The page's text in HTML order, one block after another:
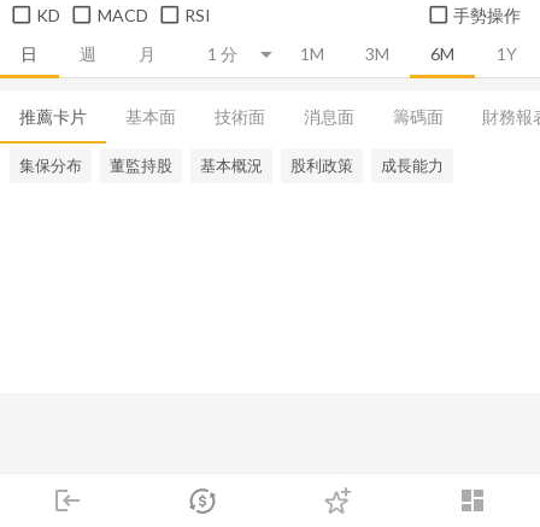
login dashboard
市場 登入
日 週 月 1M 3M 6M 1Y
KD MACD RSI 手勢操作
推薦卡片 基本面 技術面 消息面 籌碼面 財務報
集保分布 董監持股 基本概況 股利政策 成長能力